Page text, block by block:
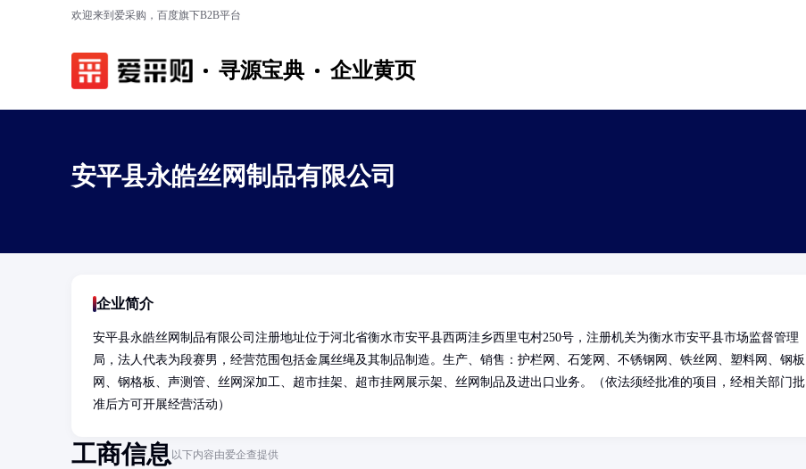
欢迎来到爱采购，百度旗下B2B平台
寻源宝典 企业黄页
安平县永皓丝网制品有限公司
企业简介
安平县永皓丝网制品有限公司注册地址位于河北省衡水市安平县西两洼乡西里屯村250号，注册机关为衡水市安平县市场监督管理
局，法人代表为段赛男，经营范围包括金属丝绳及其制品制造。生产、销售：护栏网、石笼网、不锈钢网、铁丝网、塑料网、钢板
网、钢格板、声测管、丝网深加工、超市挂架、超市挂网展示架、丝网制品及进出口业务。（依法须经批准的项目，经相关部门批
准后方可开展经营活动）
工商信息以下内容由爱企查提供